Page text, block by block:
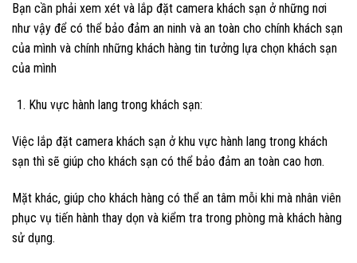
Bạn cần phải xem xét và lắp đặt camera khách sạn ở những nơi
như vậy để có thể bảo đảm an ninh và an toàn cho chính khách sạn
của mình và chính những khách hàng tin tưởng lựa chọn khách sạn
của mình
Khu vực hành lang trong khách sạn:
Việc lắp đặt camera khách sạn ở khu vực hành lang trong khách
sạn thì sẽ giúp cho khách sạn có thể bảo đảm an toàn cao hơn.
Mặt khác, giúp cho khách hàng có thể an tâm mỗi khi mà nhân viên
phục vụ tiến hành thay dọn và kiểm tra trong phòng mà khách hàng
sử dụng.